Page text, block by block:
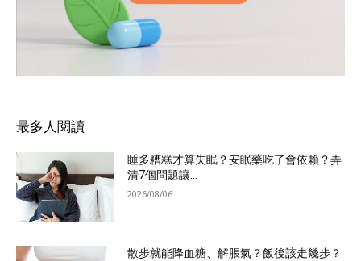
最多人閱讀
睡多糟糕才算失眠？安眠藥吃了會依賴？弄
清7個問題讓...
2026/08/06
散步就能降血糖、解脹氣？飯後該走幾步？